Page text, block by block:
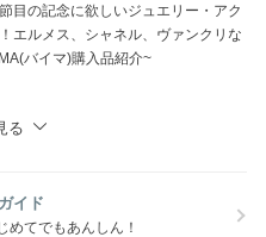
目の記念に欲しいジュエリー・アク
エルメス、シャネル、ヴァンクリな
バイマ)購入品紹介~
る
イド
めてでもあんしん！